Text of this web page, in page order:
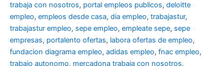
trabaja con nosotros, portal empleos publicos, deloitte
empleo, empleos desde casa, dia empleo, trabajastur,
trabajastur empleo, sepe empleo, empleate sepe, sepe
empresas, portalento ofertas, labora ofertas de empleo,
fundacion diagrama empleo, adidas empleo, fnac empleo,
trabajo autonomo, mercadona trabaja con nosotros,